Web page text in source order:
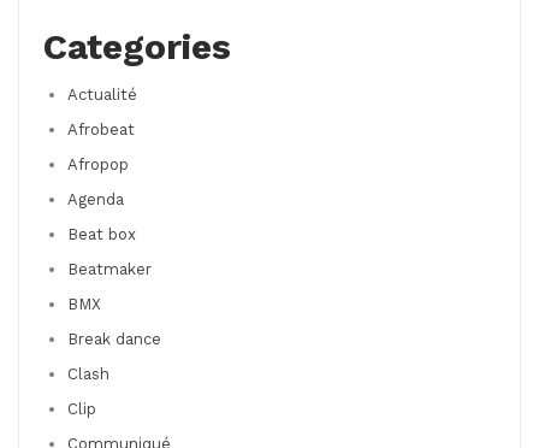
Categories
Actualité
Afrobeat
Afropop
Agenda
Beat box
Beatmaker
BMX
Break dance
Clash
Clip
Communiqué